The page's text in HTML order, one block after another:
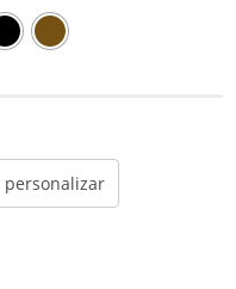
personalizar